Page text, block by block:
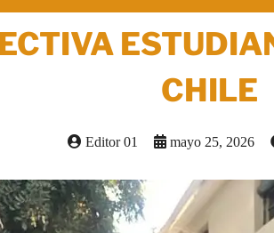
CHILE
Editor 01 mayo 25, 2026